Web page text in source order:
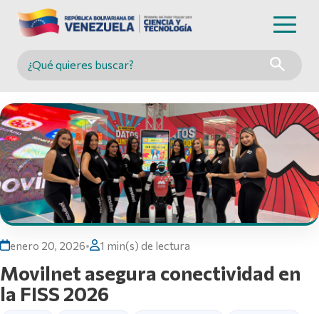
Buscar en MINCYT
enero 20, 2026• 1 min(s) de lectura
Movilnet asegura conectividad en
la FISS 2026